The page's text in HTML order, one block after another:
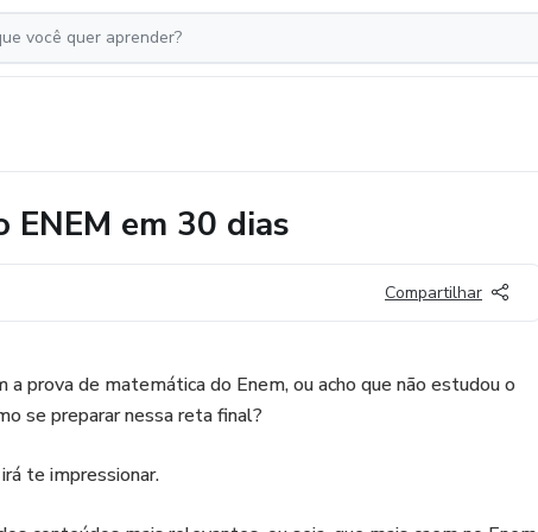
ENEM em 30 dias
Compartilhar
a prova de matemática do Enem, ou acho que não estudou o
se preparar nessa reta final?
te impressionar.